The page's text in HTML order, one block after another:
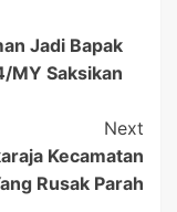
Jadi Bapak
MY Saksikan
Next
Kecamatan
Rusak Parah